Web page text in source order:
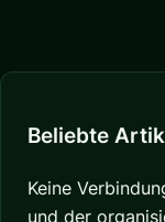
Beliebte
Keine
und der